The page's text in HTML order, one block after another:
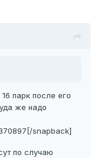
парк после его
же надо
snapback]
по случаю